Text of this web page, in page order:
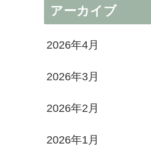
アーカイブ
2026年4月
2026年3月
2026年2月
2026年1月